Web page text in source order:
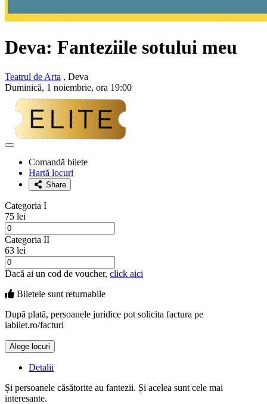
Deva: Fanteziile sotului meu
Teatrul de Arta , Deva
Duminică, 1 noiembrie, ora 19:00
Adaugă
favoriteComandă bilete
Hartă locuri
Share
Categoria I
75 lei
Categoria II
63 lei
Dacă ai un cod de voucher, click aici
Biletele sunt returnabile
După plată, persoanele juridice pot solicita factura pe
iabilet.ro/facturi
Alege locuri
Detalii
Și persoanele căsătorite au fantezii. Și acelea sunt cele mai
interesante.